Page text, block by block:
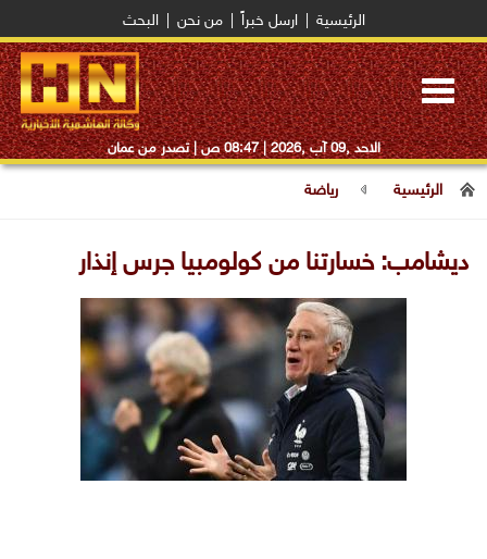
الرئيسية ارسل خبراً من نحن البحث
Toggle
navigation
الاحد ,09 آب ,2026 | 08:47 ص | تصدر من عمان
الرئيسية رياضة
ديشامب: خسارتنا من كولومبيا جرس إنذار